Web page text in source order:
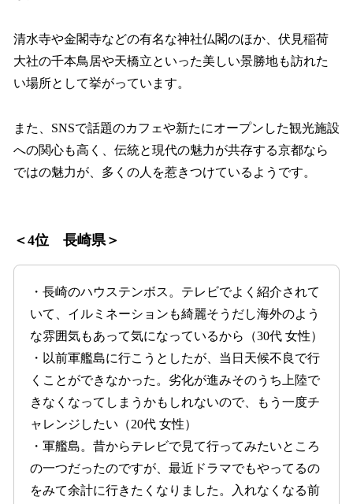
清水寺や金閣寺などの有名な神社仏閣のほか、伏見稲荷
大社の千本鳥居や天橋立といった美しい景勝地も訪れた
い場所として挙がっています。
また、SNSで話題のカフェや新たにオープンした観光施設
への関心も高く、伝統と現代の魅力が共存する京都なら
ではの魅力が、多くの人を惹きつけているようです。
＜4位 長崎県＞
・長崎のハウステンボス。テレビでよく紹介されて
いて、イルミネーションも綺麗そうだし海外のよう
な雰囲気もあって気になっているから（30代 女性）
・以前軍艦島に行こうとしたが、当日天候不良で行
くことができなかった。劣化が進みそのうち上陸で
きなくなってしまうかもしれないので、もう一度チ
ャレンジしたい（20代 女性）
・軍艦島。昔からテレビで見て行ってみたいところ
の一つだったのですが、最近ドラマでもやってるの
をみて余計に行きたくなりました。入れなくなる前